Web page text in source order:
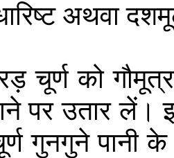
अथवा
चूर्ण को
पर उतार लें।
गुनगुने पानी